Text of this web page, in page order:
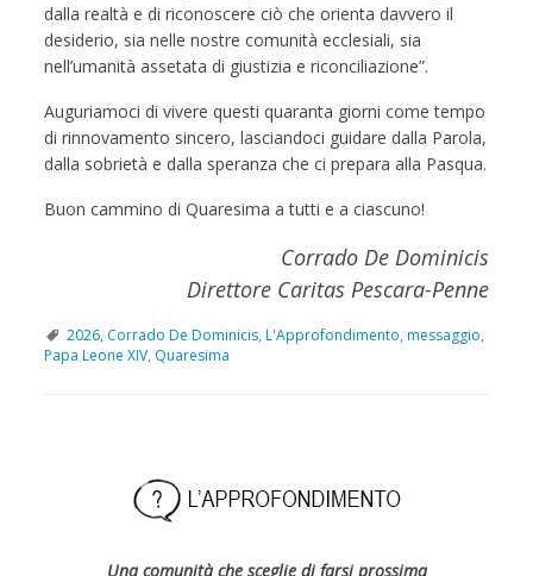
dalla realtà e di riconoscere ciò che orienta davvero il
desiderio, sia nelle nostre comunità ecclesiali, sia
nell’umanità assetata di giustizia e riconciliazione”.
Auguriamoci di vivere questi quaranta giorni come tempo
di rinnovamento sincero, lasciandoci guidare dalla Parola,
dalla sobrietà e dalla speranza che ci prepara alla Pasqua.
Buon cammino di Quaresima a tutti e a ciascuno!
Corrado De Dominicis
Direttore Caritas Pescara-Penne
2026, Corrado De Dominicis,L'Approfondimento,messaggio,
Papa Leone XIV, Quaresima
Una comunità che sceglie di farsi prossima